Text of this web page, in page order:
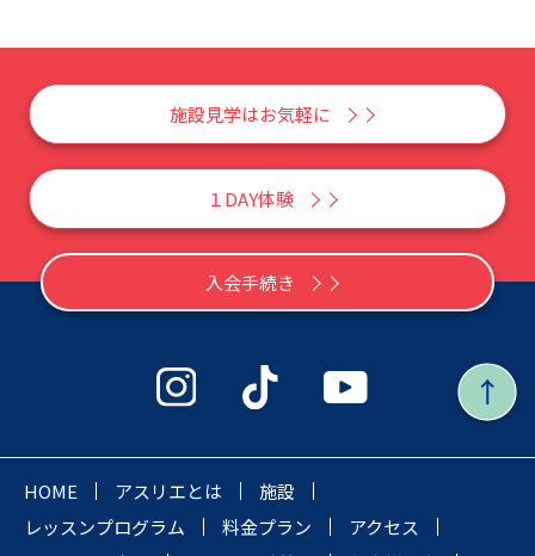
施設見学はお気軽に
１DAY体験
入会手続き
HOME アスリエとは
施設
レッスンプログラム
料金プラン
アクセス